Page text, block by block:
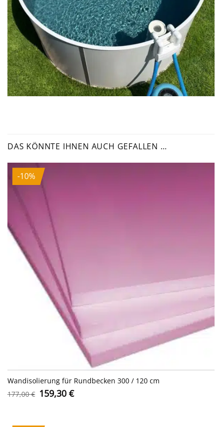
DAS KÖNNTE IHNEN AUCH GEFALLEN …
-10%
Wandisolierung für Rundbecken 300 / 120 cm
177,00€ Ursprünglicher
Preis
159,30 €Aktueller